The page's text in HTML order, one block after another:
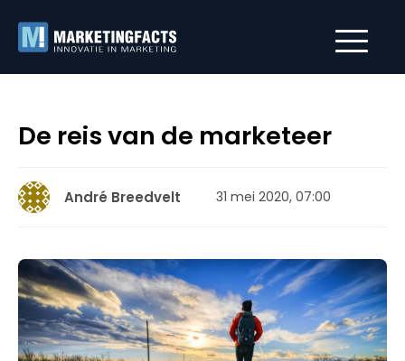
De reis van de marketeer
André Breedvelt 31 mei 2020, 07:00